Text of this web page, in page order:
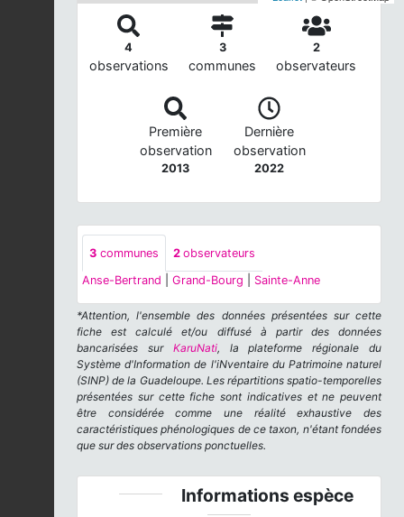
4
observations
3
communes
2
observateurs
Première
observation
2013
Dernière
observation
2022
3 communes 2 observateurs
Anse-Bertrand
Grand-Bourg Sainte-Anne
*Attention, l'ensemble des données présentées sur cette
fiche est calculé et/ou diffusé à partir des données
bancarisées sur KaruNati, la plateforme régionale du
Système d'Information de l'iNventaire du Patrimoine naturel
(SINP) de la Guadeloupe. Les répartitions spatio-temporelles
présentées sur cette fiche sont indicatives et ne peuvent
être considérée comme une réalité exhaustive des
caractéristiques phénologiques de ce taxon, n'étant fondées
que sur des observations ponctuelles.
Informations espèce